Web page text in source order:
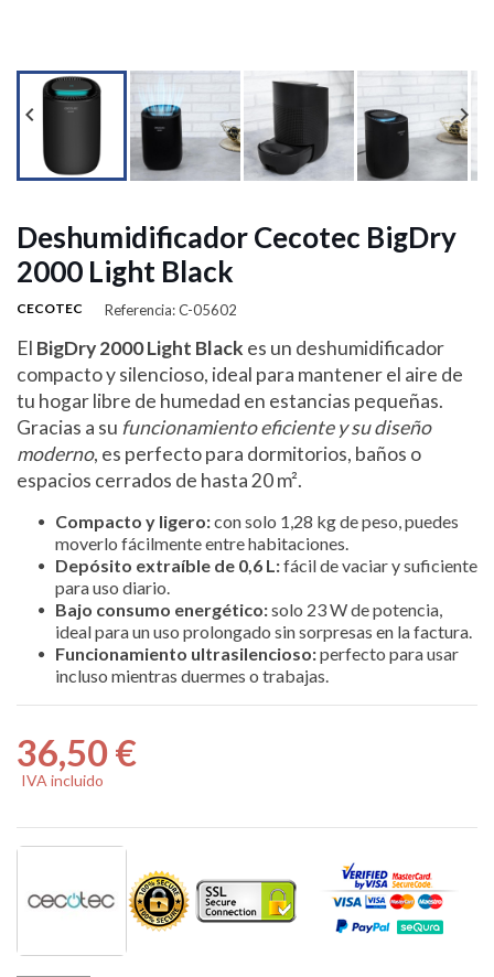
 
Deshumidificador Cecotec BigDry
2000 Light Black
CECOTEC Referencia: C-05602
El BigDry 2000 Light Black es un deshumidificador
compacto y silencioso, ideal para mantener el aire de
tu hogar libre de humedad en estancias pequeñas.
Gracias a su funcionamiento eficiente y su diseño
moderno, es perfecto para dormitorios, baños o
espacios cerrados de hasta 20 m².
Compacto y ligero:con solo 1,28 kg de peso, puedes
moverlo fácilmente entre habitaciones.
Depósito extraíble de 0,6 L:fácil de vaciar y suficiente
para uso diario.
Bajo consumo energético:solo 23 W de potencia,
ideal para un uso prolongado sin sorpresas en la factura.
Funcionamiento ultrasilencioso:perfecto para usar
incluso mientras duermes o trabajas.
36,50 €
IVA incluido